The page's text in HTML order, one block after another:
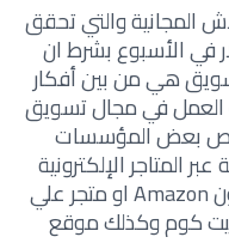
المجانية والتي تحقق
تصل حتى 1000 دولار في الأسبوع بشرط ان
هي من بين أفكار
العمل في مجال تسويق
بعض المؤسسات
المتاجر الإلكترونية
مثل متجر سوق كوم او متجر أمازون Amazon او متجر علي
كوم وكذلك موقع